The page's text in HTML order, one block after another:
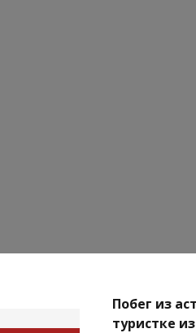
Побег из
туристке